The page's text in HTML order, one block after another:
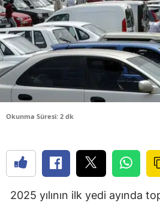
Okunma Süresi: 2 dk
2025 yılının ilk yedi ayında